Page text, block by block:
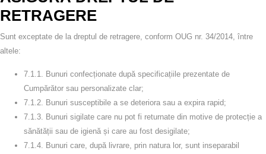
RETRAGERE
Sunt exceptate de la dreptul de retragere, conform OUG nr. 34/2014, între
altele:
7.1.1.
Bunuri confecționate după specificațiile prezentate de
Cumpărător sau personalizate clar;
7.1.2.
Bunuri susceptibile a se deteriora sau a expira rapid;
7.1.3.
Bunuri sigilate care nu pot fi returnate din motive de protecție a
sănătății sau de igienă și care au fost desigilate;
7.1.4.
Bunuri care, după livrare, prin natura lor, sunt inseparabil